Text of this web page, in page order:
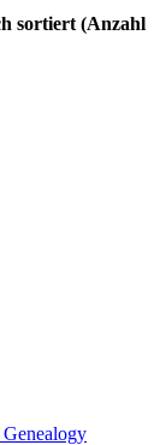
sortiert (Anzahl